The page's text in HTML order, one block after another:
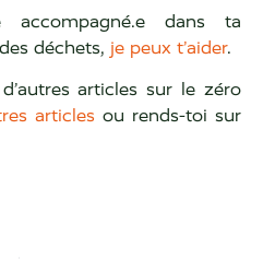
dans ta
déchets, je peux t’aider.
articles sur le zéro
articles ou rends-toi sur